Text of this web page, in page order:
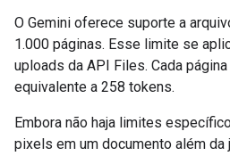
O Gemini oferece suporte a
1.000 páginas. Esse limite se
uploads da API Files. Cada
equivalente a 258 tokens.
Embora não haja limites
pixels em um documento além da